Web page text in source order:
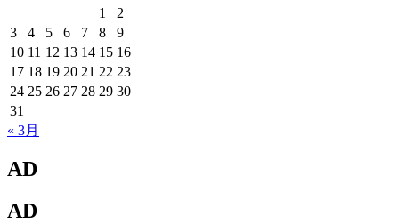
1
2
3
4 5 6 7 8
9
10 11 12 13 14 15 16
17 18 19 20 21 22 23
24 25 26 27 28 29 30
31
« 3月
AD
AD